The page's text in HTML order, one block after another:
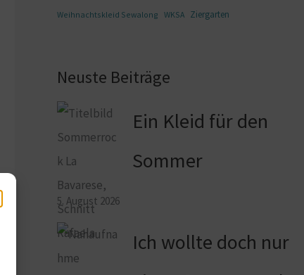
Weihnachtskleid Sewalong WKSA Ziergarten
Neuste Beiträge
Ein Kleid für den
Sommer
5. August 2026
Ich wollte doch nur